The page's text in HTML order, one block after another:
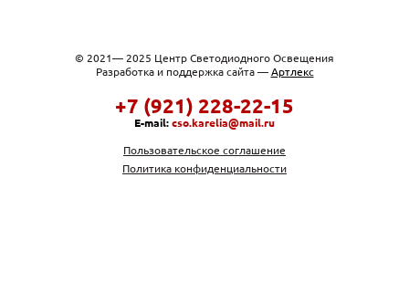
© 2021— 2025 Центр Светодиодного Освещения
Разработка и поддержка сайта — Артлекс
+7 (921) 228-22-15
E-mail: cso.karelia@mail.ru
Пользовательское соглашение
Политика конфиденциальности